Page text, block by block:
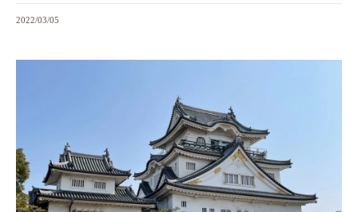
2022/03/05